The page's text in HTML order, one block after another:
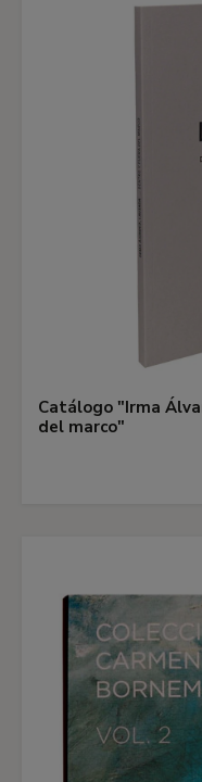
Catálogo "Irma
del marco"